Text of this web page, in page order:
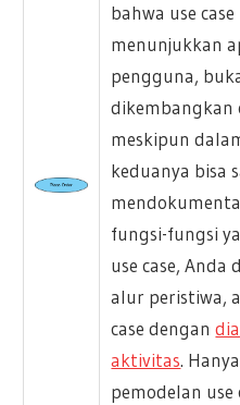
bahwa use
menunjukkan
pengguna,
dikembangkan
meskipun
keduanya bisa
fungsi-fungsi
use case,
alur peristiwa,
case dengan
aktivitas.
pemodelan